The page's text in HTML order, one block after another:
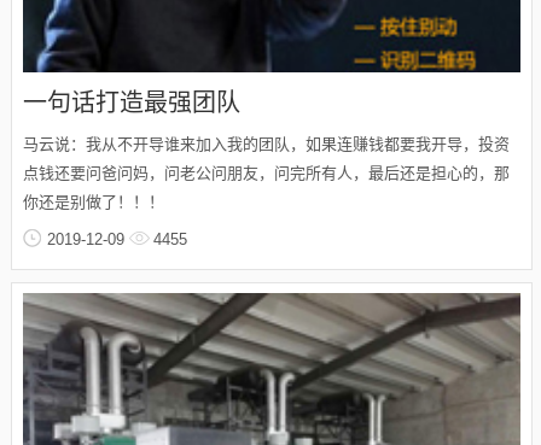
一句话打造最强团队
马云说：我从不开导谁来加入我的团队，如果连赚钱都要我开导，投资
点钱还要问爸问妈，问老公问朋友，问完所有人，最后还是担心的，那
你还是别做了！！！
2019-12-09 4455